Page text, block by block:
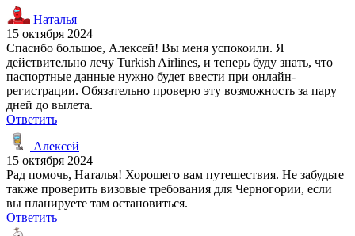
Наталья
15 октября 2024
Спасибо большое, Алексей! Вы меня успокоили. Я
действительно лечу Turkish Airlines, и теперь буду знать, что
паспортные данные нужно будет ввести при онлайн-
регистрации. Обязательно проверю эту возможность за пару
дней до вылета.
Ответить
Алексей
15 октября 2024
Рад помочь, Наталья! Хорошего вам путешествия. Не забудьте
также проверить визовые требования для Черногории, если
вы планируете там остановиться.
Ответить